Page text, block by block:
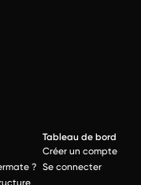
?
Tableau de bord
Créer un compte
Se connecter